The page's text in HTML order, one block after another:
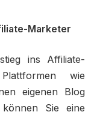
Marketer
ins Affiliate-
wie
eigenen Blog
Sie eine